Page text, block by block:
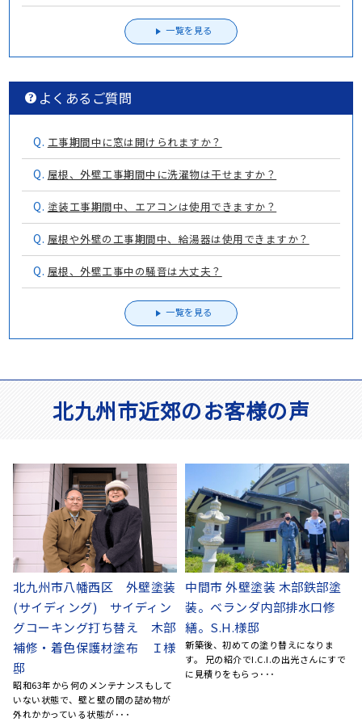
一覧を見る
よくあるご質問
Q. 工事期間中に窓は開けられますか？
Q. 屋根、外壁工事期間中に洗濯物は干せますか？
Q. 塗装工事期間中、エアコンは使用できますか？
Q. 屋根や外壁の工事期間中、給湯器は使用できますか？
Q. 屋根、外壁工事中の騒音は大丈夫？
一覧を見る
北九州市近郊のお客様の声
北九州市八幡西区 外壁塗装
(サイディング) サイディン
グコーキング打ち替え 木部
補修・着色保護材塗布 Ｉ様
邸
昭和63年から何のメンテナンスもして
いない状態で、壁と壁の間の詰め物が
外れかかっている状態が･･･
中間市 外壁塗装 木部鉄部塗
装。ベランダ内部排水口修
繕。S.H.様邸
新築後、初めての塗り替えになりま
す。 兄の紹介でI.C.I.の出光さんにすで
に見積りをもらっ･･･